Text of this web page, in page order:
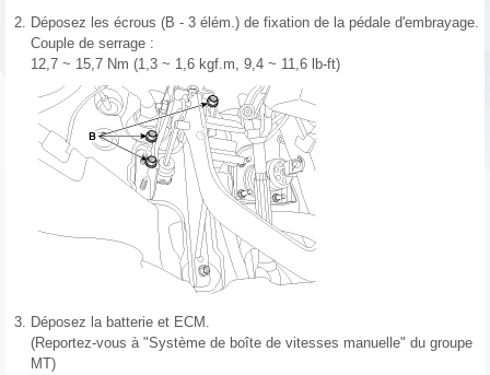
2. Déposez les écrous (B - 3 élém.) de fixation de la pédale d'embrayage.
Couple de serrage :
12,7 ~ 15,7 Nm (1,3 ~ 1,6 kgf.m, 9,4 ~ 11,6 lb-ft)
3. Déposez la batterie et ECM.
(Reportez-vous à "Système de boîte de vitesses manuelle" du groupe
MT)